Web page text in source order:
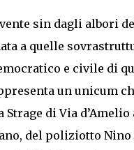
sin dagli albori
a quelle
e civile di
un unicum
di Via d’Amelio
del poliziotto Nino